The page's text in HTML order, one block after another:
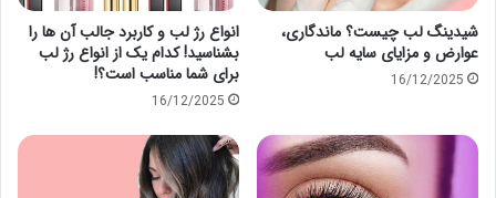
شیدینگ لب چیست؟ ماندگاری،
عوارض و مزایای سایه لب
16/12/2025
انواع رژ لب و کاربرد جالب آن ها را
بشناسید! کدام یک از انواع رژ لب
برای شما مناسب است؟!
16/12/2025